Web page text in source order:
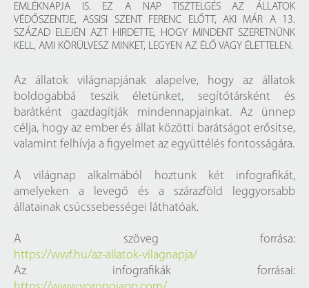
ADATBÁZISOK
BLOG
EMLÉKNAPJA IS. EZ A NAP TISZTELGÉS AZ ÁLLATOK
VÉDŐSZENTJE, ASSISI SZENT FERENC ELŐTT, AKI MÁR A 13.
SZÁZAD ELEJÉN AZT HIRDETTE, HOGY MINDENT SZERETNÜNK
KELL, AMI KÖRÜLVESZ MINKET, LEGYEN AZ ÉLŐ VAGY ÉLETTELEN.
Az állatok világnapjának alapelve, hogy az állatok
boldogabbá teszik életünket, segítőtársként és
barátként gazdagítják mindennapjainkat. Az ünnep
célja, hogy az ember és állat közötti barátságot erősítse,
valamint felhívja a figyelmet az együttélés fontosságára.
A világnap alkalmából hoztunk két infografikát,
amelyeken a levegő és a szárazföld leggyorsabb
állatainak csúcssebességei láthatóak.
A szöveg forrása:
https://wwf.hu/az-allatok-vilagnapja/
Az infografikák forrásai: